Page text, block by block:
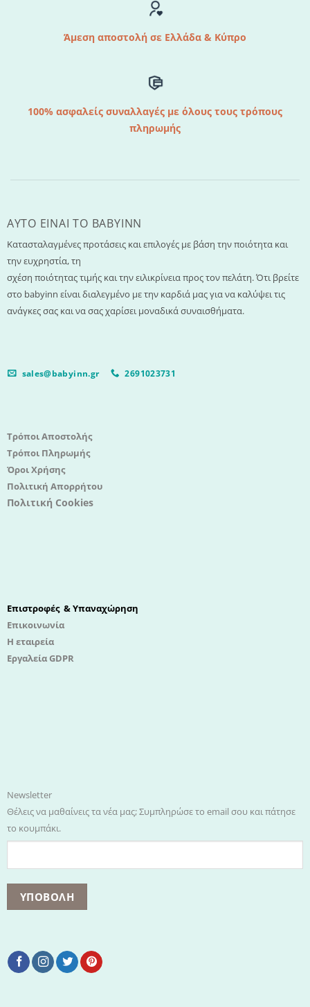
Άμεση αποστολή σε Ελλάδα & Κύπρο
100% ασφαλείς συναλλαγές με όλους τους τρόπους
πληρωμής
AYTO EINAI TO ΒΑΒΥΙΝΝ
Κατασταλαγμένες προτάσεις και επιλογές με βάση την ποιότητα και
την ευχρηστία, τη
σχέση ποιότητας τιμής και την ειλικρίνεια προς τον πελάτη. Ότι βρείτε
στο babyinn είναι διαλεγμένο με την καρδιά μας για να καλύψει τις
ανάγκες σας και να σας χαρίσει μοναδικά συναισθήματα.
sales@babyinn.gr 2691023731
Τρόποι Αποστολής
Τρόποι Πληρωμής
Όροι Χρήσης
Πολιτική Απορρήτου
Πολιτική Cookies
Επιστροφές & Υπαναχώρηση
Επικοινωνία
Η εταιρεία
Εργαλεία GDPR
Newsletter
Θέλεις να μαθαίνεις τα νέα μας; Συμπληρώσε το email σου και πάτησε
το κουμπάκι.